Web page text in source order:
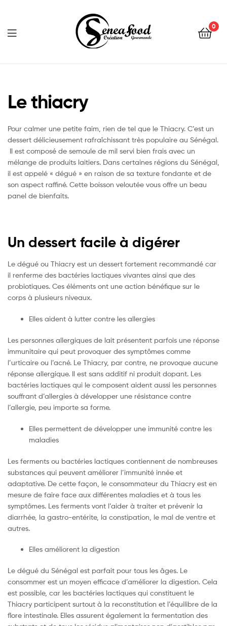
0
Le thiacry
Pour calmer une petite faim, rien de tel que le Thiacry. C’est un
dessert délicieusement rafraîchissant très populaire au Sénégal.
Il est composé de semoule de mil servi bien frais avec un
mélange de produits laitiers. Dans certaines régions du Sénégal,
il est appelé « dégué » en raison de sa texture fondante et de
son aspect raffiné. Cette boisson veloutée vous offre un beau
panel de bienfaits.
Un dessert facile à digérer
Le dégué ou Thiacry est un dessert fortement recommandé car
il renferme des bactéries lactiques vivantes ainsi que des
probiotiques. Ces éléments ont une action bénéfique sur le
corps à plusieurs niveaux.
Elles aident à lutter contre les allergies
Les personnes allergiques de lait présentent parfois une réponse
immunitaire qui peut provoquer des symptômes comme
l’urticaire ou l’acné. Le Thiacry, par contre, ne provoque aucune
réponse allergique. Il est sans additif ni produit dopant. Les
bactéries lactiques qui le composent aident aussi les personnes
souffrant d’allergies à développer une résistance contre
l’allergie, peu importe sa forme.
Elles permettent de développer une immunité contre les
maladies
Les ferments ou bactéries lactiques contiennent de nombreuses
substances qui peuvent améliorer l’immunité innée et
adaptative. De cette façon, le consommateur du Thiacry est en
mesure de faire face aux différentes maladies et à tous les
symptômes. Les ferments vont l’aider à traiter et prévenir la
diarrhée, la gastro-entérite, la constipation, le mal de ventre et
autres.
Elles améliorent la digestion
Le dégué du Sénégal est parfait pour tous les âges. Le
consommer est un moyen efficace d’améliorer la digestion. Cela
est possible, car les bactéries lactiques qui constituent le
Thiacry participent surtout à la reconstitution et l’équilibre de la
flore intestinale. Elles assurent également la fermentation des